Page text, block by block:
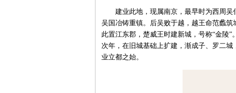
建业此地，现属南京，最早时为西周吴
吴国冶铸重镇。后吴败于越，越王命范蠡
此置江东郡，楚威王时建新城，号称“金陵”
次年，在旧城基础上扩建，渐成子、罗二
业立都之始。